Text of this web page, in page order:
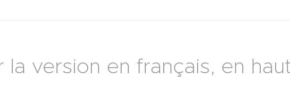
la version en français, en